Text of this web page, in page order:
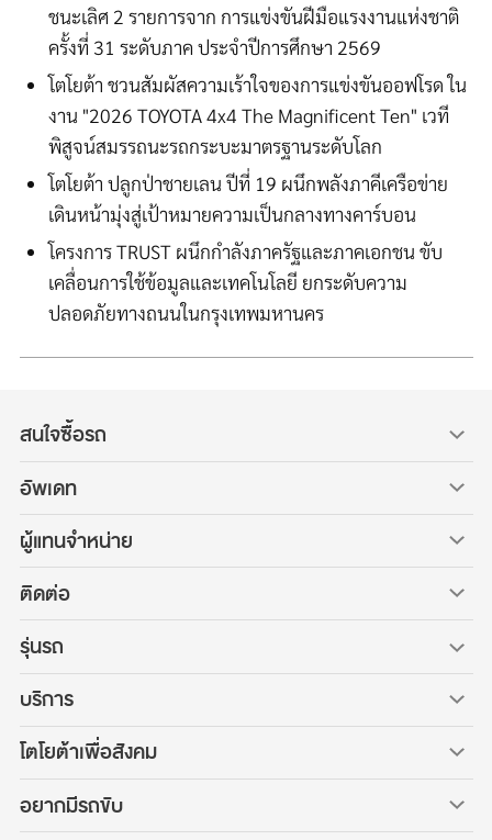
ชนะเลิศ 2 รายการจาก การแข่งขันฝีมือแรงงานแห่งชาติ
ครั้งที่ 31 ระดับภาค ประจำปีการศึกษา 2569
โตโยต้า ชวนสัมผัสความเร้าใจของการแข่งขันออฟโรด ใน
งาน "2026 TOYOTA 4x4 The Magnificent Ten" เวที
พิสูจน์สมรรถนะรถกระบะมาตรฐานระดับโลก
โตโยต้า ปลูกป่าชายเลน ปีที่ 19 ผนึกพลังภาคีเครือข่าย
เดินหน้ามุ่งสู่เป้าหมายความเป็นกลางทางคาร์บอน
โครงการ TRUST ผนึกกำลังภาครัฐและภาคเอกชน ขับ
เคลื่อนการใช้ข้อมูลและเทคโนโลยี ยกระดับความ
ปลอดภัยทางถนนในกรุงเทพมหานคร
สนใจซื้อรถ
อัพเดท
ผู้แทนจำหน่าย
ติดต่อ
รุ่นรถ
บริการ
โตโยต้าเพื่อสังคม
อยากมีรถขับ